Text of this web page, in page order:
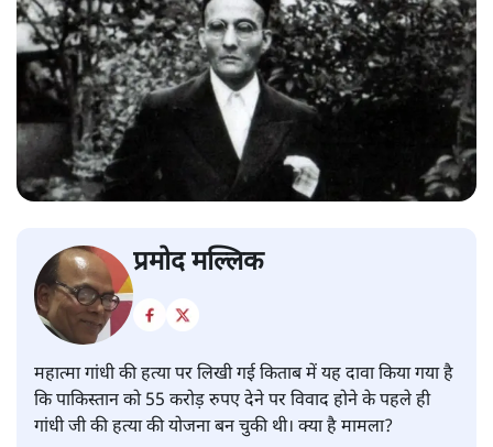
प्रमोद मल्लिक
महात्मा गांधी की हत्या पर लिखी गई किताब में यह दावा किया गया है
कि पाकिस्तान को 55 करोड़ रुपए देने पर विवाद होने के पहले ही
गांधी जी की हत्या की योजना बन चुकी थी। क्या है मामला?